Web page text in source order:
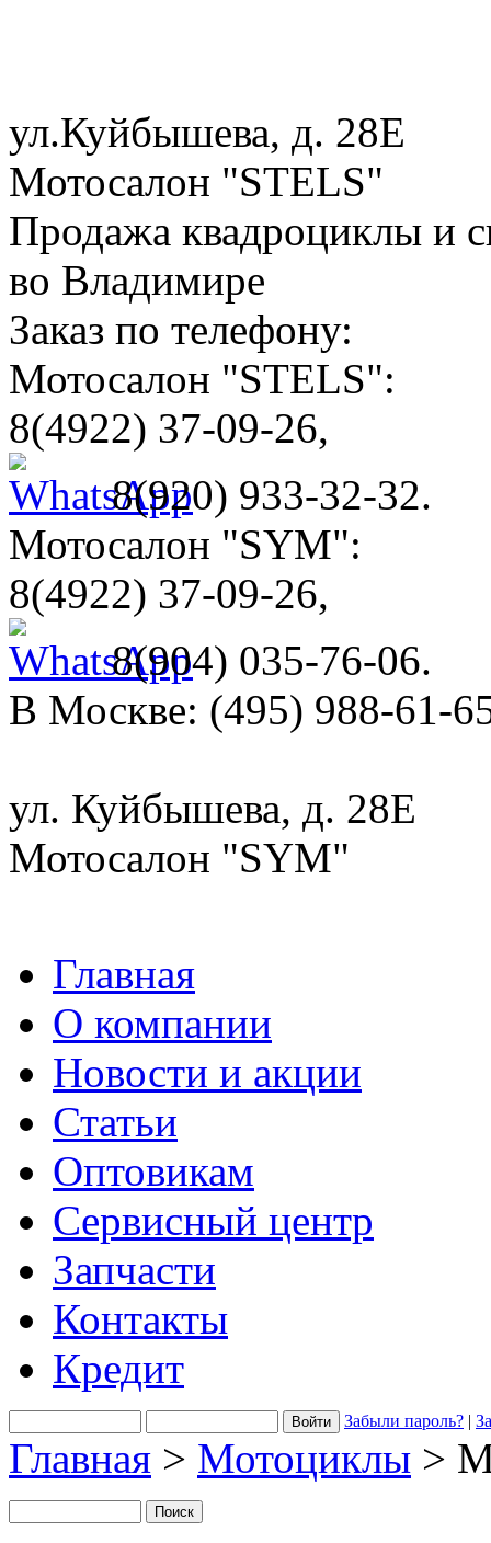
ул.Куйбышева, д. 28Е
Мотосалон "STELS"
Продажа квадроциклы и
во Владимире
Заказ по телефону:
Мотосалон "STELS":
8(4922) 37-09-26,
8(920) 933-32-32.
Мотосалон "SYM":
8(4922) 37-09-26,
8(904) 035-76-06.
В Москве: (495) 988-61-
ул. Куйбышева, д. 28Е
Мотосалон "SYM"
Главная
О компании
Новости и акции
Статьи
Оптовикам
Сервисный центр
Запчасти
Контакты
Кредит
Забыли пароль? |
Главная > Мотоциклы >